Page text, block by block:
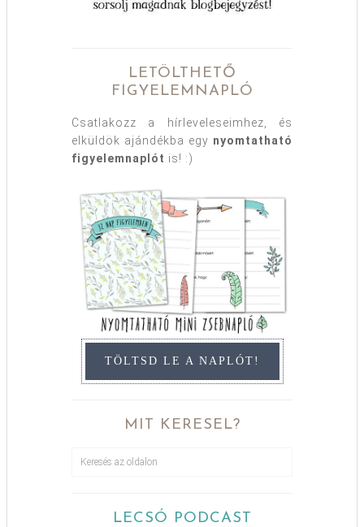
LETÖLTHETŐ
FIGYELEMNAPLÓ
Csatlakozz a hírleveleseimhez, és
elküldök ajándékba egy nyomtatható
figyelemnaplót is! :)
TÖLTSD LE A NAPLÓT!
MIT KERESEL?
LECSÓ PODCAST